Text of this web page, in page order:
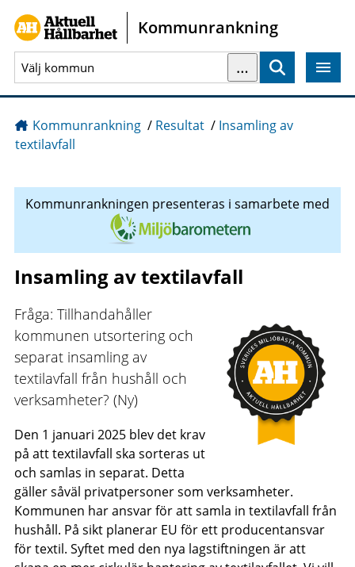
Gå direkt till sidans innehåll
Kommunrankning
…
Kommunrankning / Resultat / Insamling av
textilavfall
Kommunrankningen presenteras i samarbete med
Insamling av textilavfall
Fråga: Tillhandahåller
kommunen utsortering och
separat insamling av
textilavfall från hushåll och
verksamheter? (Ny)
Den 1 januari 2025 blev det krav
på att textilavfall ska sorteras ut
och samlas in separat. Detta
gäller såväl privatpersoner som verksamheter.
Kommunen har ansvar för att samla in textilavfall från
hushåll. På sikt planerar EU för ett producentansvar
för textil. Syftet med den nya lagstiftningen är att